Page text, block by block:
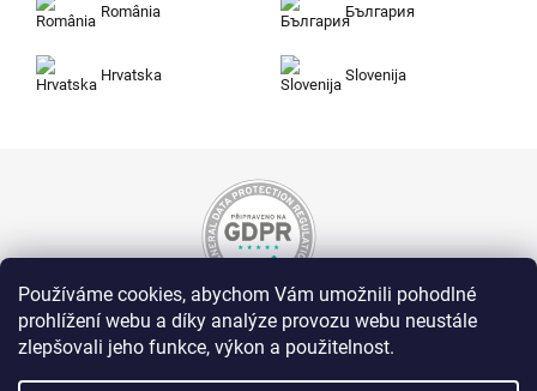
Používáme cookies, abychom Vám umožnili pohodlné
prohlížení webu a díky analýze provozu webu neustále
zlepšovali jeho funkce, výkon a použitelnost.
România България
Hrvatska Slovenija
Nakupujte na Zuty bezpečně a bez obav. Díky
HTTPS protokolu jsou Vaše citlivá data v